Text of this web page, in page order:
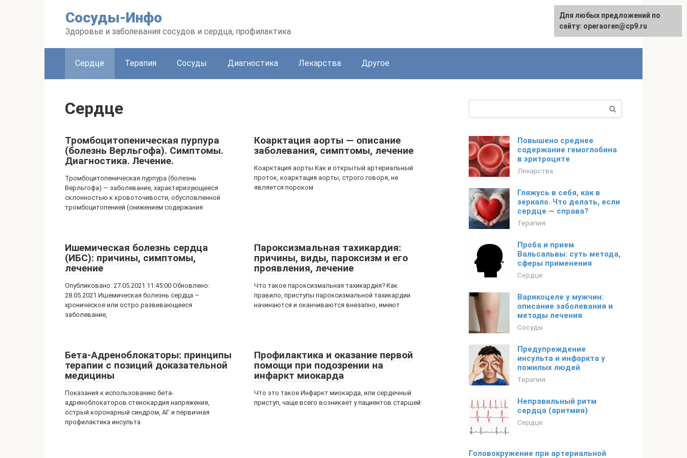
Сосуды-Инфо
Здоровье и заболевания сосудов и сердца, профилактика
Сердце Терапия Сосуды Диагностика Лекарства Другое
Сердце
Тромбоцитопеническая пурпура
(болезнь Верльгофа). Симптомы.
Диагностика. Лечение.
Тромбоцитопеническая пурпура (болезнь
Верльгофа) — заболевание, характеризующееся
склонностью к кровоточивости, обусловленной
тромбоцитопенией (снижением содержания
Коарктация аорты — описание
заболевания, симптомы, лечение
Коарктация аорты Как и открытый артериальный
проток, коарктация аорты, строго говоря, не
является пороком
Ишемическая болезнь сердца
(ИБС): причины, симптомы,
лечение
Опубликовано: 27.05.2021 11:45:00 Обновлено:
28.05.2021 Ишемическая болезнь сердца –
хроническое или остро развивающееся
заболевание,
Пароксизмальная тахикардия:
причины, виды, пароксизм и его
проявления, лечение
Что такое пароксизмальная тахикардия? Как
правило, приступы пароксизмальной тахикардии
начинаются и оканчиваются внезапно, имеют
Бета-Адреноблокаторы: принципы
терапии с позиций доказательной
медицины
Показания к использованию бета-
адреноблокаторов стенокардия напряжения,
острый коронарный синдром, АГ и первичная
профилактика инсульта
Профилактика и оказание первой
помощи при подозрении на
инфаркт миокарда
Что это такое Инфаркт миокарда, или сердечный
приступ, чаще всего возникает у пациентов старшей
Повышено среднее
содержание гемоглобина
в эритроците
Лекарства
Гляжусь в себя, как в
зеркало. Что делать, если
сердце — справа?
Терапия
Проба и прием
Вальсальвы: суть метода,
сферы применения
Сердце
Варикоцеле у мужчин:
описание заболевания и
методы лечения
Сосуды
Предупреждение
инсульта и инфаркта у
пожилых людей
Терапия
Неправильный ритм
сердца (аритмия)
Сердце
Головокружение при артериальной
Для любых предложений по
сайту: operaoren@cp9.ru